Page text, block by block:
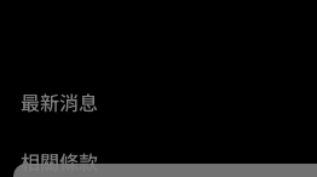
最新消息
相關條款